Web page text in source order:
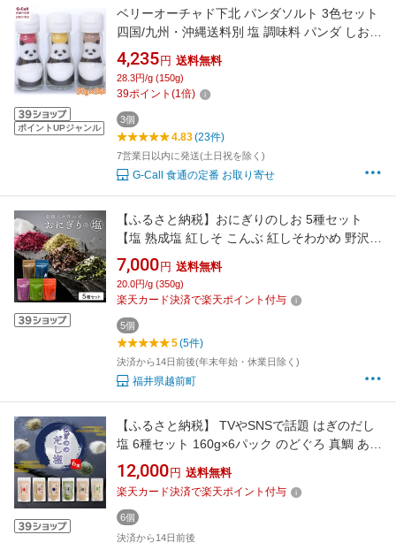
ポイントUPジャンル
ベリーオーチャド下北 パンダソルト 3色セット
四国/九州・沖縄送料別 塩 調味料 パンダ しお
ソルト 添加物不使用 かわいい 天然色塩 彩塩 イ
ロシオ
4,235 円 送料無料
28.3円/g (150g)
39ポイント (1倍)
3個
4.83(23件)
7営業日以内に発送(土日祝を除く)
G-Call 食通の定番 お取り寄せ
【ふるさと納税】おにぎりのしお 5種セット
【塩 熟成塩 紅しそ こんぶ 紅しそわかめ 野沢菜
わかめ】【福井県 おにぎり 塩 小袋 小分け 詰め
合わせ】 [e13-a005]
7,000 円 送料無料
20.0円/g (350g)
楽天カード決済で楽天ポイント付与
5個
5(5件)
決済から14日前後(年末年始・休業日除く)
福井県越前町
【ふるさと納税】 TVやSNSで話題 はぎのだし
塩 6種セット 160g×6パック のどぐろ 真鯛 あご
あおさ しじみ 昆布 調味料 万能塩 おにぎり お
吸い物 料理の味付け ご飯 お茶漬け グルメ ギフ
ト 送料無料 愛媛県 松前町
12,000 円 送料無料
楽天カード決済で楽天ポイント付与
6個
決済から14日前後